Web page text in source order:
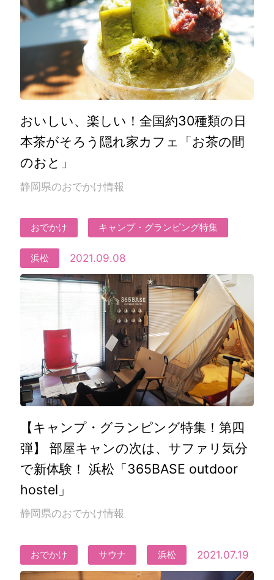
おいしい、楽しい！全国約30種類の日
本茶がそろう隠れ家カフェ「お茶の間
のおと」
静岡県のおでかけ情報
おでかけ キャンプ・グランピング特集
浜松 2021.09.08
【キャンプ・グランピング特集！第四
弾】 部屋キャンの次は、サファリ気分
で新体験！ 浜松「365BASE outdoor
hostel」
静岡県のおでかけ情報
おでかけ サウナ 浜松 2021.07.19